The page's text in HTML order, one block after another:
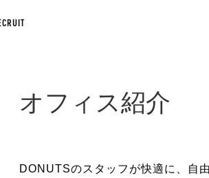
オフィス紹介
DONUTSのスタッフが快適に、自